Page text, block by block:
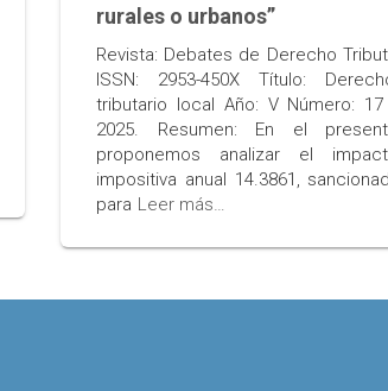
rurales o urbanos”
Revista: Debates de Derecho
ISSN: 2953-450X Título:
tributario local Año: V Número:
2025. Resumen: En el
proponemos analizar el
impositiva anual 14.3861,
para Leer más…